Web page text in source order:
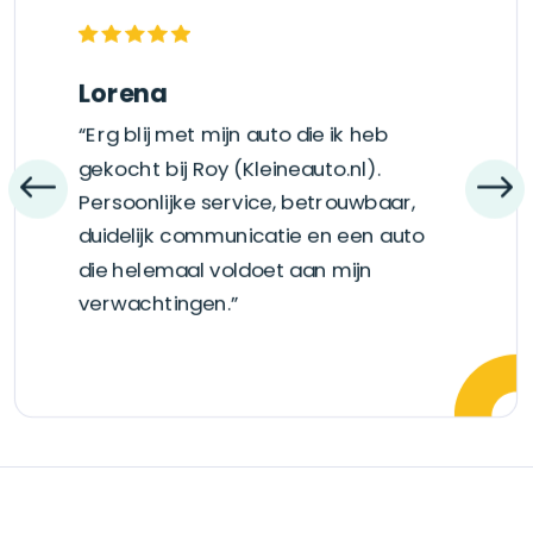
Lorena
“Erg blij met mijn auto die ik heb
gekocht bij Roy (Kleineauto.nl).
Persoonlijke service, betrouwbaar,
duidelijk communicatie en een auto
die helemaal voldoet aan mijn
verwachtingen.”